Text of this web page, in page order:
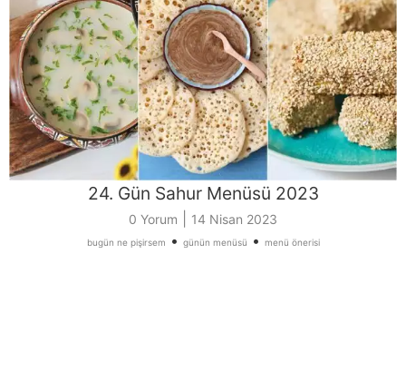
24. Gün Sahur Menüsü 2023
0 Yorum 14 Nisan 2023
bugün ne pişirsem • günün menüsü • menü önerisi